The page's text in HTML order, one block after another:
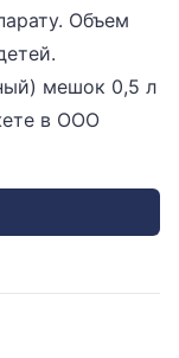
Объем
мешок 0,5 л
в ООО